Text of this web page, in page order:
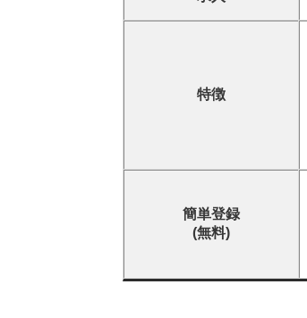
特徴
簡単登録
(無料)